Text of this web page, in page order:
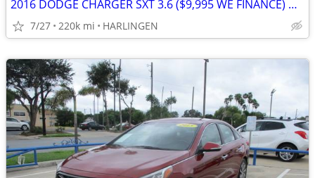
2016 DODGE CHARGER SXT 3.6 ($9,995 WE FINANCE) MENCHACA AUTO SALES
7/27 220k mi HARLINGEN